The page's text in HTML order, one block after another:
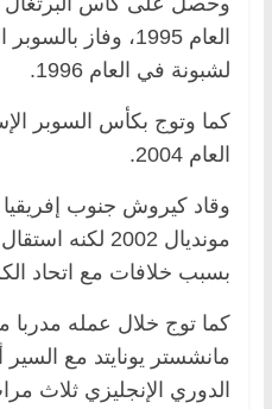
العام 1995، وفاز
لشبونة في العام 1996.
كما وتوج بكأس السوبر
العام 2004.
وقاد كيروش جنوب
مونديال 2002
بسبب خلافات مع اتحاد
كما توج خلال عمله
مانشستر يونايتد مع
الدوري الإنجليزي ثلاث